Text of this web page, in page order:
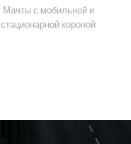
Мачты с мобильной и
стационарной короной